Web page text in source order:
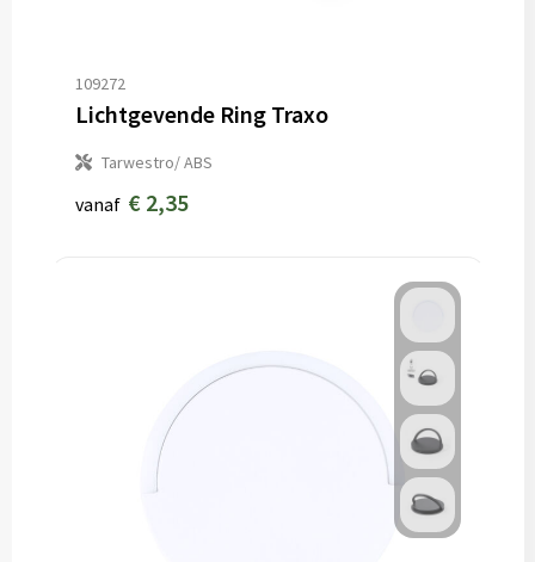
109272
Lichtgevende Ring Traxo
Tarwestro/ ABS
vanaf € 2,35